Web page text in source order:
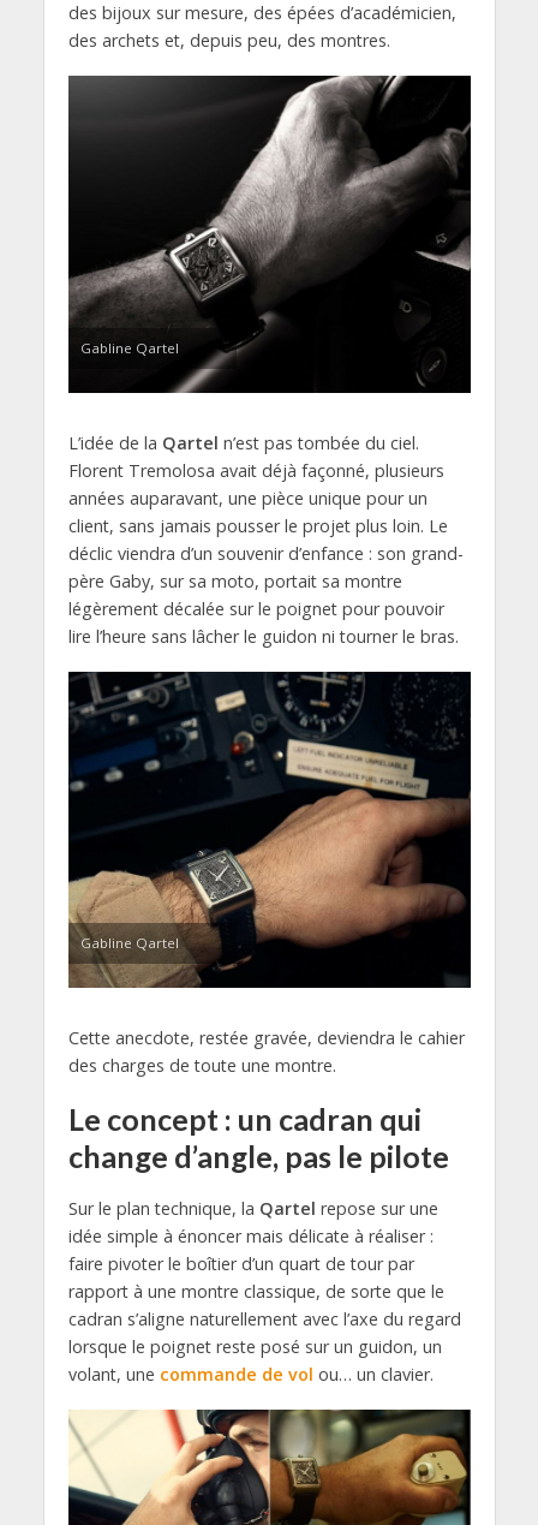
des bijoux sur mesure, des épées d’académicien,
des archets et, depuis peu, des montres.
Gabline Qartel
L’idée de la Qartel n’est pas tombée du ciel.
Florent Tremolosa avait déjà façonné, plusieurs
années auparavant, une pièce unique pour un
client, sans jamais pousser le projet plus loin. Le
déclic viendra d’un souvenir d’enfance : son grand-
père Gaby, sur sa moto, portait sa montre
légèrement décalée sur le poignet pour pouvoir
lire l’heure sans lâcher le guidon ni tourner le bras.
Gabline Qartel
Cette anecdote, restée gravée, deviendra le cahier
des charges de toute une montre.
Le concept : un cadran qui
change d’angle, pas le pilote
Sur le plan technique, la Qartel repose sur une
idée simple à énoncer mais délicate à réaliser :
faire pivoter le boîtier d’un quart de tour par
rapport à une montre classique, de sorte que le
cadran s’aligne naturellement avec l’axe du regard
lorsque le poignet reste posé sur un guidon, un
volant, une commande de vol ou… un clavier.